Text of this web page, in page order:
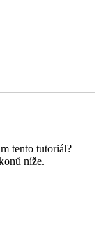
tento tutoriál?
níže.